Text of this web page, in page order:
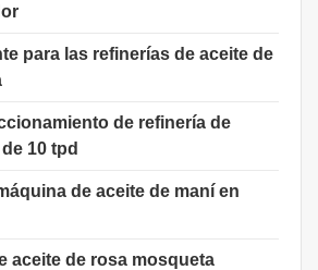
para las refinerías de aceite de
de refinería de
10 tpd
de aceite de maní en
aceite de rosa mosqueta